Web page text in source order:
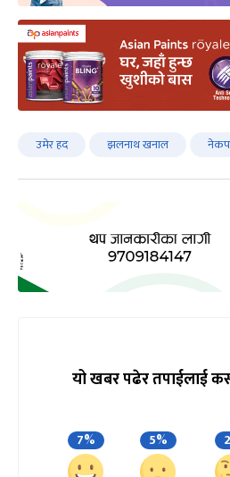
उमेर हद झलनाथ खनाल
यो खबर पढेर तपाईलाई
7% 5%